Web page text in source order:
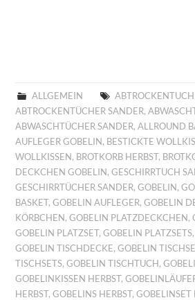
ALLGEMEIN
ABTROCKENTÜCHER SANDER,
ABWASCHTÜCHER SANDER,ALLROUND
AUFLEGER GOBELIN , BESTICKTE
WOLLKISSEN , BROTKORB HERBST,
DECKCHEN GOBELIN ,GESCHIRRTUCH
GESCHIRRTÜCHER SANDER,GOBELIN ,
BASKET,GOBELIN AUFLEGER,GOBELIN
KÖRBCHEN ,GOBELIN PLATZDECKCHEN ,
GOBELIN PLATZSET,GOBELIN PLATZSETS
GOBELIN TISCHDECKE,GOBELIN
TISCHSETS,GOBELIN TISCHTUCH ,
GOBELINKISSEN HERBST,
HERBST,GOBELINS HERBST,GOBELINSET